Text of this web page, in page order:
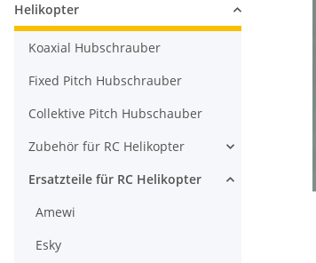
Helikopter
Koaxial Hubschrauber
Fixed Pitch Hubschrauber
Collektive Pitch Hubschauber
Zubehör für RC Helikopter
Ersatzteile für RC Helikopter
Amewi
Esky